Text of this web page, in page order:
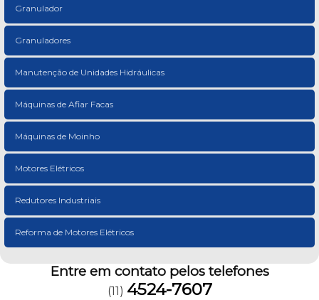
Granulador
Granuladores
Manutenção de Unidades Hidráulicas
Máquinas de Afiar Facas
Máquinas de Moinho
Motores Elétricos
Redutores Industriais
Reforma de Motores Elétricos
Entre em contato pelos telefones
(11) 4524-7607